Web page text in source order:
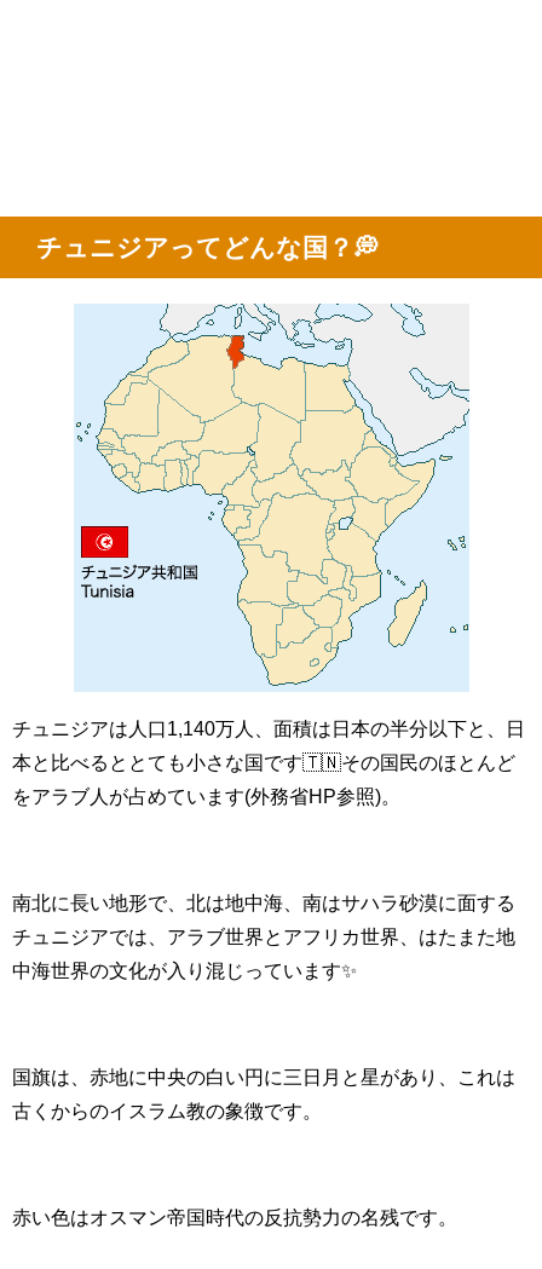
チュニジアってどんな国？💭
チュニジアは人口1,140万人、面積は日本の半分以下と、日
本と比べるととても小さな国です🇹🇳その国民のほとんど
をアラブ人が占めています(外務省HP参照)。
南北に長い地形で、北は地中海、南はサハラ砂漠に面する
チュニジアでは、 アラブ世界とアフリカ世界、はたまた地
中海世界の文化が入り混じっています✨
国旗は、赤地に中央の白い円に三日月と星があり、これは
古くからのイスラム教の象徴です。
赤い色はオスマン帝国時代の反抗勢力の名残です。